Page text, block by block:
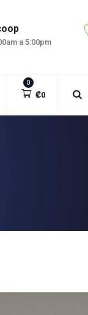
a 5:00pm
0
₡0